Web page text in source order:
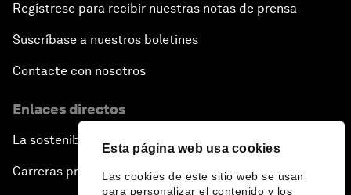
Esta página web usa cookies
Las cookies de este sitio web se usan
para personalizar el contenido y los
Regístrese para recibir nuestras notas de prensa
Suscríbase a nuestros boletines
Contacte con nosotros
Enlaces directos
La sostenibilidad en el Foro
Carreras profesionales